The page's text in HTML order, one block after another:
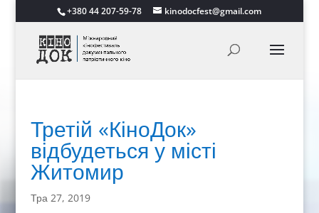
+380 44 207-59-78 kinodocfest@gmail.com
Третій «КіноДок»
відбудеться у місті
Житомир
Тра 27, 2019